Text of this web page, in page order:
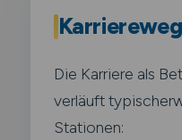
Die Karriere als
verläuft
Stationen: